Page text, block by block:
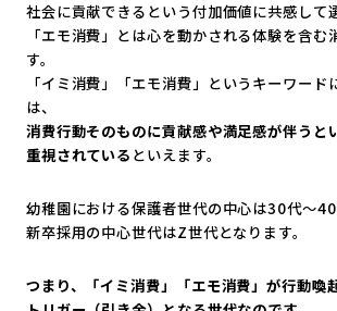
社会に貢献できるという付加価値に共感して
「エモ消費」とは心を動かされる体験を含む
す。
「イミ消費」「エモ消費」というキーワード
は、
消費行動そのものに貢献感や満足感が伴うと
重視されている といえます。
幼稚園における保護者世代の中心は30代～40
新卒採用の中心世代はZ世代となります。
つまり、「イミ消費」「エモ消費」が行動喚